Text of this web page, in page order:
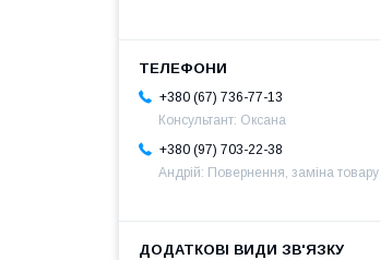
+380 (67) 736-77-13
Консультант: Оксана
+380 (97) 703-22-38
Андрій: Повернення, заміна товару